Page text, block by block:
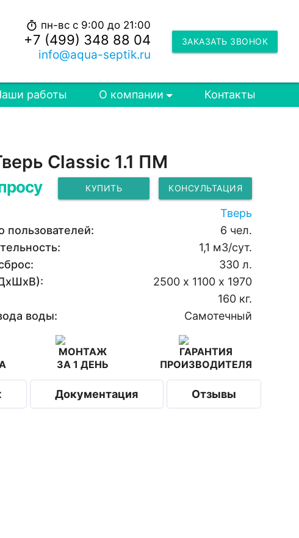
ЗАКАЗАТЬ ЗВОНОК
timer пн-вс с 9:00 до 21:00
+7 (499) 348 88 04
info@aqua-septik.ru
работы О компании Контакты
Classic 1.1 ПМ
КУПИТЬ КОНСУЛЬТАЦИЯ
Тверь
пользователей:
6 чел.
1,1 м3/сут.
330 л.
2500 х 1100 х 1970
160 кг.
воды:
Самотечный
МОНТАЖ
ЗА 1 ДЕНЬ
ГАРАНТИЯ
ПРОИЗВОДИТЕЛЯ
Документация Отзывы